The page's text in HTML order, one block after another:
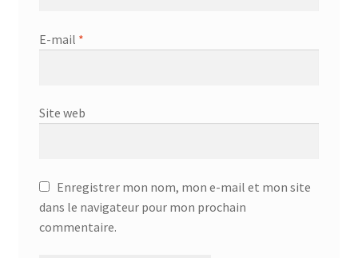
E-mail *
Site web
Enregistrer mon nom, mon e-mail et mon site
dans le navigateur pour mon prochain
commentaire.